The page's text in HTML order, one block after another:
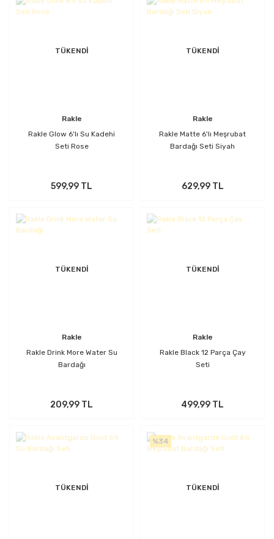
TÜKENDİ
Rakle
Rakle Glow 6'lı Su Kadehi
Seti Rose
599,99 TL
TÜKENDİ
Rakle
Rakle Matte 6'lı Meşrubat
Bardağı Seti Siyah
629,99 TL
TÜKENDİ
Rakle
Rakle Drink More Water Su
Bardağı
209,99 TL
TÜKENDİ
Rakle
Rakle Black 12 Parça Çay
Seti
499,99 TL
TÜKENDİ
%34
TÜKENDİ